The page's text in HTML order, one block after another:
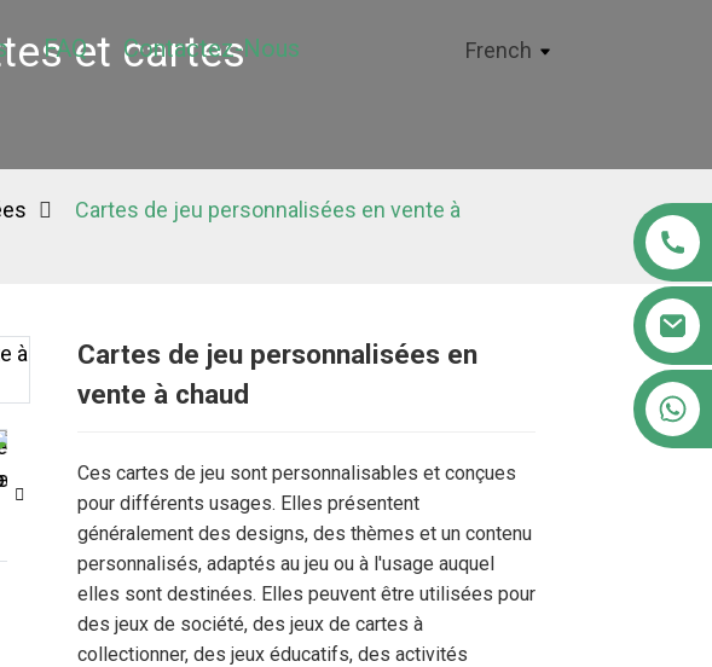
FAQ Contactez-Nous French
et cartes
Cartes de jeu personnalisées en vente à
Loading...
Loading...
Cartes de jeu personnalisées en
vente à chaud
Ces cartes de jeu sont personnalisables et conçues
pour différents usages. Elles présentent
généralement des designs, des thèmes et un contenu
personnalisés, adaptés au jeu ou à l'usage auquel
elles sont destinées. Elles peuvent être utilisées pour
des jeux de société, des jeux de cartes à
collectionner, des jeux éducatifs, des activités